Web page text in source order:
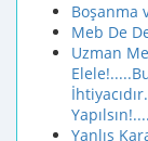
Boşanma
Meb De
Uzman
Yanlış